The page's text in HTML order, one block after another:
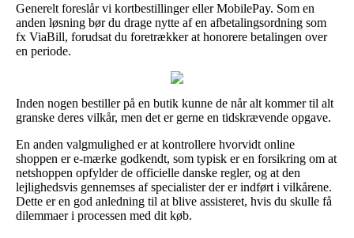
Generelt foreslår vi kortbestillinger eller MobilePay. Som en
anden løsning bør du drage nytte af en afbetalingsordning som
fx ViaBill, forudsat du foretrækker at honorere betalingen over
en periode.
Inden nogen bestiller på en butik kunne de når alt kommer til alt
granske deres vilkår, men det er gerne en tidskrævende opgave.
En anden valgmulighed er at kontrollere hvorvidt online
shoppen er e-mærke godkendt, som typisk er en forsikring om at
netshoppen opfylder de officielle danske regler, og at den
lejlighedsvis gennemses af specialister der er indført i vilkårene.
Dette er en god anledning til at blive assisteret, hvis du skulle få
dilemmaer i processen med dit køb.